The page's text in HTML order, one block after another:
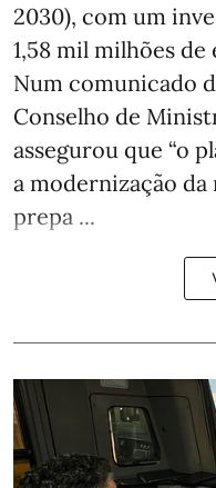
2030), com um
1,58 mil milhões de
Num comunicado
Conselho de
assegurou que “o
a modernização
prepa ...